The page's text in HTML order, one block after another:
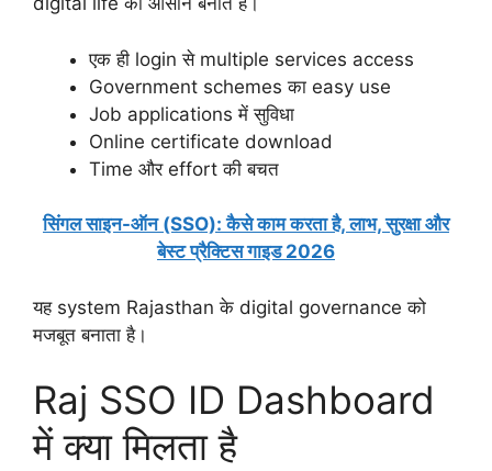
एक ही login से multiple services access
Government schemes का easy use
Job applications में सुविधा
Online certificate download
Time और effort की बचत
सिंगल साइन-ऑन (SSO): कैसे काम करता है, लाभ, सुरक्षा और
बेस्ट प्रैक्टिस गाइड 2026
यह system Rajasthan के digital governance को
मजबूत बनाता है।
Raj SSO ID Dashboard
में क्या मिलता है